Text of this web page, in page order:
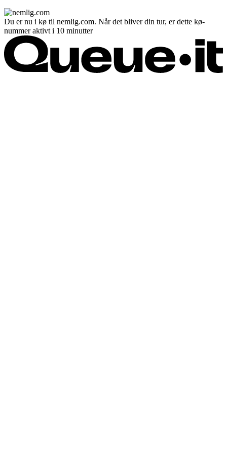
Du er nu i kø til nemlig.com. Når det bliver din tur, er dette kø-
nummer aktivt i 10 minutter